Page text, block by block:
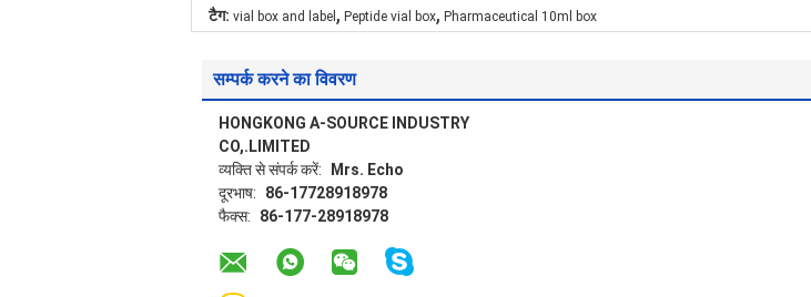
टैग: vial box and label , Peptide vial box, Pharmaceutical 10ml box
सम्पर्क करने का विवरण
HONGKONG A-SOURCE INDUSTRY
CO,.LIMITED
व्यक्ति से संपर्क करें:
Mrs. Echo
दूरभाष:
86-17728918978
फैक्स:
86-177-28918978